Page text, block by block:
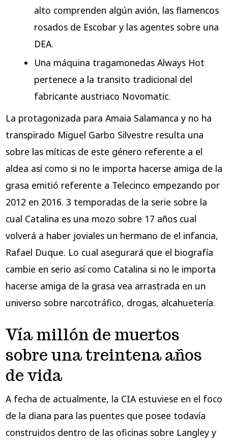
alto comprenden algún avión, las flamencos
rosados ​​de Escobar y las agentes sobre una
DEA.
Una máquina tragamonedas Always Hot
pertenece a la transito tradicional del
fabricante austriaco Novomatic.
La protagonizada para Amaia Salamanca y no ha
transpirado Miguel Garbo Silvestre resulta una
sobre las míticas de este género referente a el
aldea así­ como si no le importa hacerse amiga de la
grasa emitió referente a Telecinco empezando por
2012 en 2016. 3 temporadas de la serie sobre la
cual Catalina es una mozo sobre 17 años cual
volverá a haber joviales un hermano de el infancia,
Rafael Duque. Lo cual asegurará que el biografía
cambie en serio así­ como Catalina si no le importa
hacerse amiga de la grasa vea arrastrada en un
universo sobre narcotráfico, drogas, alcahuetería.
Ví­a millón de muertos
sobre una treintena años
de vida
A fecha de actualmente, la CIA estuviese en el foco
de la diana para las puentes que posee todavía
construidos dentro de las oficinas sobre Langley y